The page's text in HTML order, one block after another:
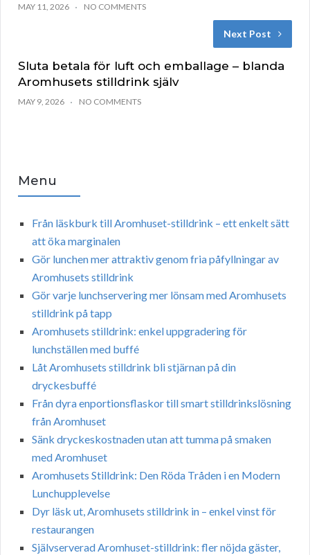
MAY 11, 2026 NO COMMENTS
Next Post
Sluta betala för luft och emballage – blanda
Aromhusets stilldrink själv
MAY 9, 2026 NO COMMENTS
Menu
Från läskburk till Aromhuset-stilldrink – ett enkelt sätt
att öka marginalen
Gör lunchen mer attraktiv genom fria påfyllningar av
Aromhusets stilldrink
Gör varje lunchservering mer lönsam med Aromhusets
stilldrink på tapp
Aromhusets stilldrink: enkel uppgradering för
lunchställen med buffé
Låt Aromhusets stilldrink bli stjärnan på din
dryckesbuffé
Från dyra enportionsflaskor till smart stilldrinkslösning
från Aromhuset
Sänk dryckeskostnaden utan att tumma på smaken
med Aromhuset
Aromhusets Stilldrink: Den Röda Tråden i en Modern
Lunchupplevelse
Dyr läsk ut, Aromhusets stilldrink in – enkel vinst för
restaurangen
Självserverad Aromhuset-stilldrink: fler nöjda gäster,